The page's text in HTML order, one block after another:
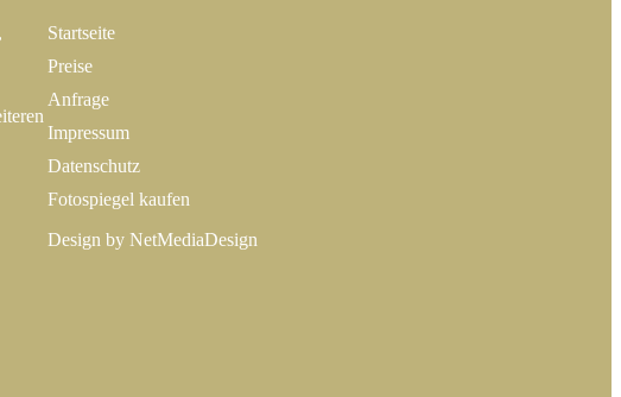
Startseite
Preise
Anfrage
Impressum
Datenschutz
Fotospiegel kaufen
Design byNetMediaDesign